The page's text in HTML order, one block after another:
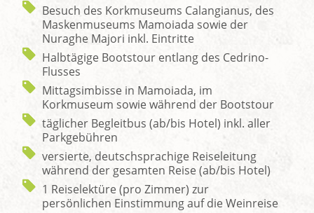
Besuch des Korkmuseums Calangianus, des
Maskenmuseums Mamoiada sowie der
Nuraghe Majori inkl. Eintritte
Halbtägige Bootstour entlang des Cedrino-
Flusses
Mittagsimbisse in Mamoiada, im
Korkmuseum sowie während der Bootstour
täglicher Begleitbus (ab/bis Hotel) inkl. aller
Parkgebühren
versierte, deutschsprachige Reiseleitung
während der gesamten Reise (ab/bis Hotel)
1 Reiselektüre (pro Zimmer) zur
persönlichen Einstimmung auf die Weinreise